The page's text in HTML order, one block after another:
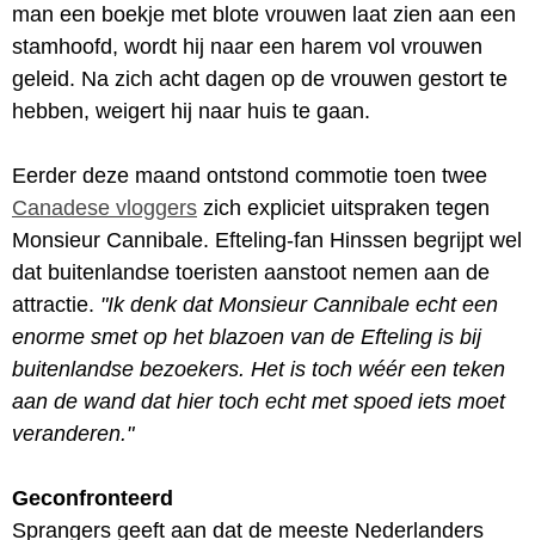
man een boekje met blote vrouwen laat zien aan een
stamhoofd, wordt hij naar een harem vol vrouwen
geleid. Na zich acht dagen op de vrouwen gestort te
hebben, weigert hij naar huis te gaan.
Eerder deze maand ontstond commotie toen twee
Canadese vloggers zich expliciet uitspraken tegen
Monsieur Cannibale. Efteling-fan Hinssen begrijpt wel
dat buitenlandse toeristen aanstoot nemen aan de
attractie. "Ik denk dat Monsieur Cannibale echt een
enorme smet op het blazoen van de Efteling is bij
buitenlandse bezoekers. Het is toch wéér een teken
aan de wand dat hier toch echt met spoed iets moet
veranderen."
Geconfronteerd
Sprangers geeft aan dat de meeste Nederlanders